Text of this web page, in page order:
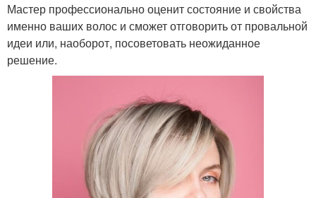
Мастер профессионально оценит состояние и свойства
именно ваших волос и сможет отговорить от провальной
идеи или, наоборот, посоветовать неожиданное
решение.